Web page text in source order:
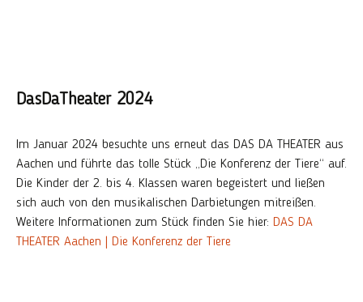
DasDaTheater 2024
Im Januar 2024 besuchte uns erneut das DAS DA THEATER aus
Aachen und führte das tolle Stück „Die Konferenz der Tiere“ auf.
Die Kinder der 2. bis 4. Klassen waren begeistert und ließen
sich auch von den musikalischen Darbietungen mitreißen.
Weitere Informationen zum Stück finden Sie hier: DAS DA
THEATER Aachen | Die Konferenz der Tiere